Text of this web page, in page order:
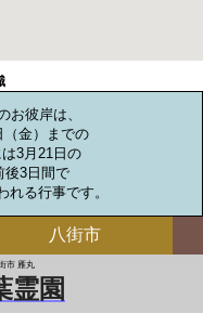
お彼岸は、
（金）までの
3月21日の
後3日間で
る行事です。
八街市
市 雁丸
霊園